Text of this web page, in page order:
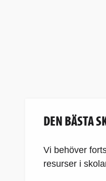
DEN BÄSTA
Vi behöver
resurser i